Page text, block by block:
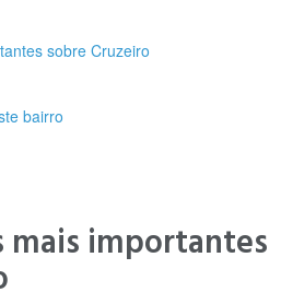
sobre Cruzeiro
bairro
mais importantes